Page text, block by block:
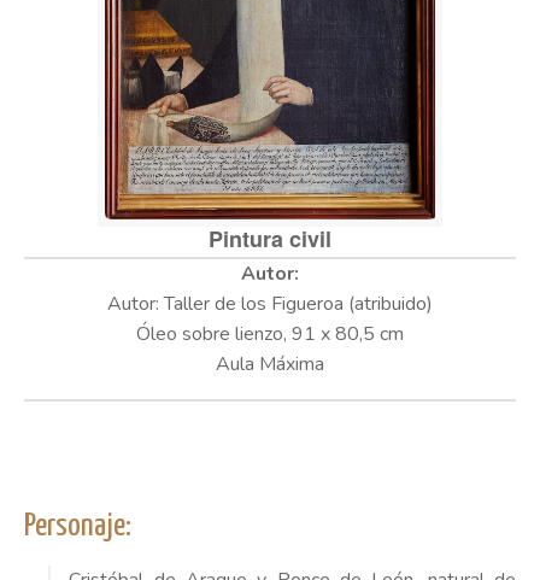
Pintura civil
Autor: Taller de los Figueroa (atribuido)
Óleo sobre lienzo, 91 x 80,5 cm
Aula Máxima
Personaje: